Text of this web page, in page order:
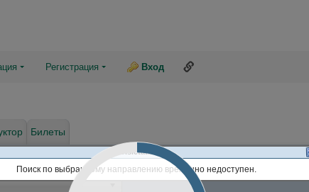
Регистрация Вход
Билеты
тур Select an Option
samo.sletat.ru
Поиск по выбранному направлению временно недоступен.